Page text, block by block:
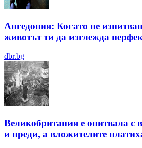
Ангедония: Когато не
животът ти да изглежда
dbr.bg
Великобритания е опитвала с
и преди, а вложителите